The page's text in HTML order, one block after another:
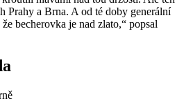
Prahy a Brna. A od té doby generální
becherovka je nad zlato,“ popsal